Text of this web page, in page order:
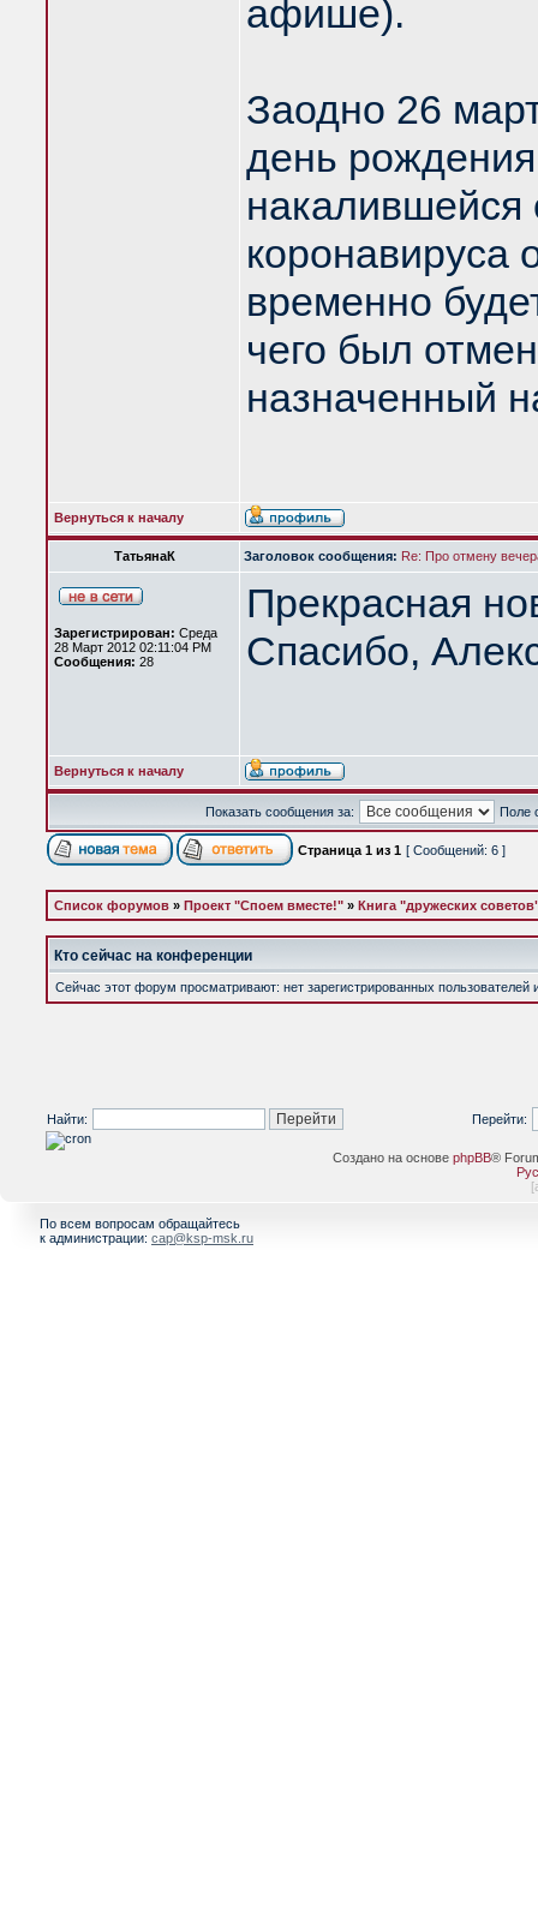
афише).
Заодно 26
день
накалившейся
коронавируса
временно
чего был
назначенный
Вернуться к началу
ТатьянаК Заголовок сообщения: Re: Про отмену
Зарегистрирован: Среда
28 Март 2012 02:11:04 PM
Сообщения: 28
Прекрасная
Спасибо,
Вернуться к началу
Показать сообщения за: Поле
Страница 1 из 1 [ Сообщений: 6 ]
Список форумов » Проект "Споем вместе!" » Книга "дружеских
Кто сейчас на конференции
Сейчас этот форум просматривают: нет зарегистрированных пользователей
Найти: Перейти:
Создано на основе phpBB®
[
По всем вопросам обращайтесь
к администрации: cap@ksp-msk.ru